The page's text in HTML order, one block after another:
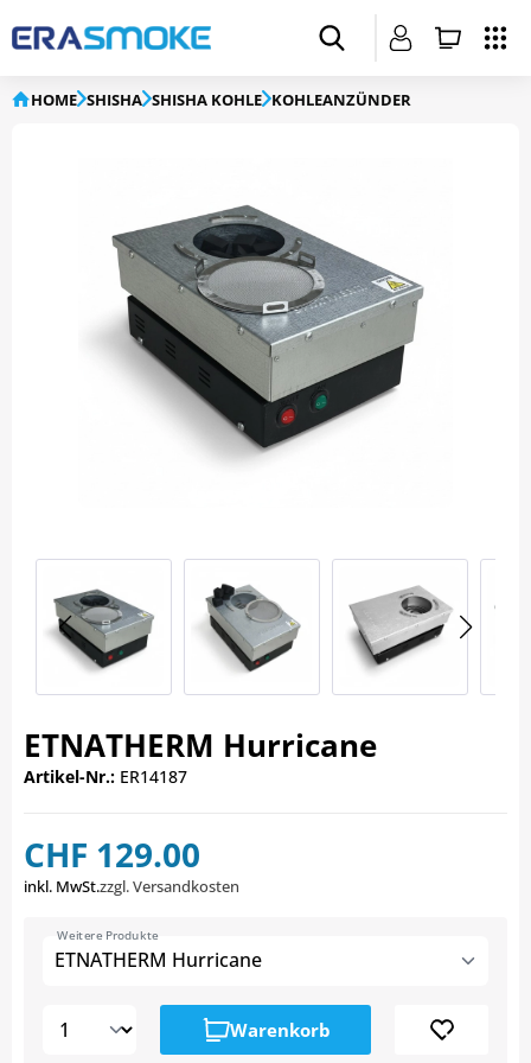
HOME SHISHA SHISHA KOHLE KOHLEANZÜNDER
ETNATHERM Hurricane
Artikel-Nr.: ER14187
CHF 129.00
inkl. MwSt.zzgl. Versandkosten
ETNATHERM Hurricane
Weitere Produkte
Warenkorb